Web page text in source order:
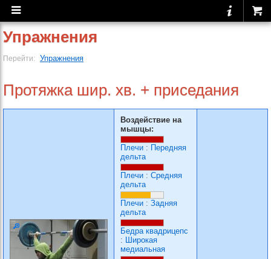
Упражнения
Перейти: Упражнения
Протяжка шир. хв. + приседания
Воздействие на
мышцы:
Плечи : Передняя
дельта
Плечи : Средняя
дельта
Плечи : Задняя
дельта
Бедра квадрицепс
: Широкая
медиальная